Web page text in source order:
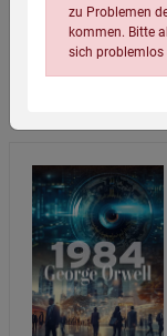
zu Problemen
kommen. Bitte
sich problemlos
Einstellungen
Zurück